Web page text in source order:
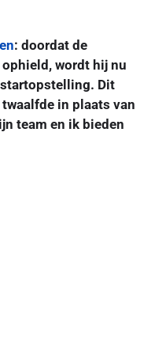
: doordat de
ophield, wordt hij nu
Dit
in plaats van
team en ik bieden